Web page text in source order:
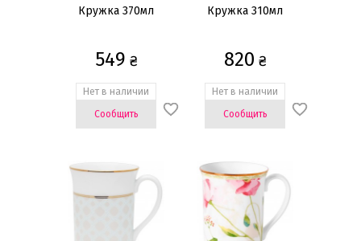
Кружка 370мл
549 ₴
Нет в наличии
Сообщить
Кружка 310мл
820 ₴
Нет в наличии
Сообщить